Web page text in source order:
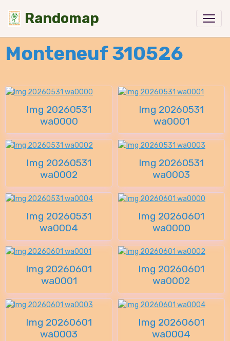
Randomap
Monteneuf 310526
Img 20260531
wa0000
Img 20260531
wa0001
Img 20260531
wa0002
Img 20260531
wa0003
Img 20260531
wa0004
Img 20260601
wa0000
Img 20260601
wa0001
Img 20260601
wa0002
Img 20260601
wa0003
Img 20260601
wa0004